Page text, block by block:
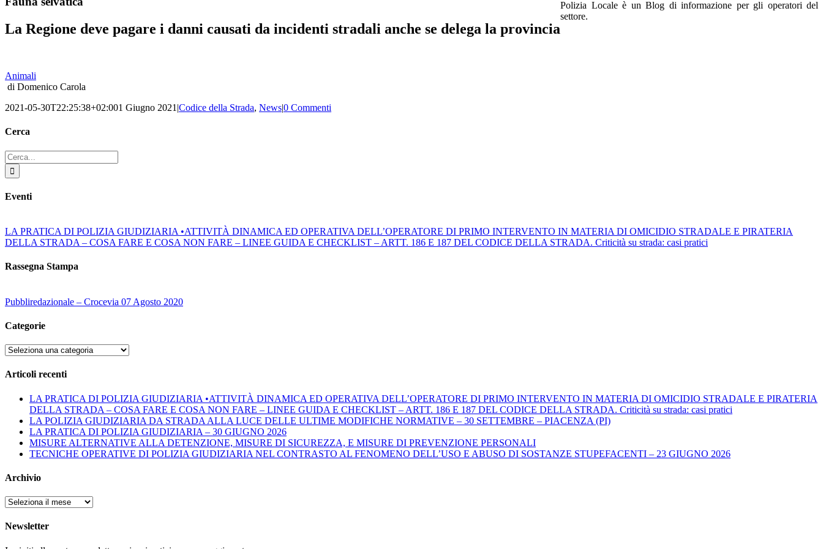
La Regione deve pagare i danni causati da incidenti stradali anche se delega la provincia
Animali
di Domenico Carola
2021-05-30T22:25:38+02:001 Giugno 2021 |Codice della Strada, News|0 Commenti
Cerca
Cerca
per:
Eventi
LA PRATICA DI POLIZIA GIUDIZIARIA •ATTIVITÀ DINAMICA ED OPERATIVA DELL’OPERATORE DI PRIMO INTERVENTO IN MATERIA DI OMICIDIO STRADALE E PIRATERIA
DELLA STRADA – COSA FARE E COSA NON FARE – LINEE GUIDA E CHECKLIST – ARTT. 186 E 187 DEL CODICE DELLA STRADA. Criticità su strada: casi pratici
Rassegna Stampa
Pubbliredazionale – Crocevia 07 Agosto 2020
Categorie
Categorie
Articoli recenti
LA PRATICA DI POLIZIA GIUDIZIARIA •ATTIVITÀ DINAMICA ED OPERATIVA DELL’OPERATORE DI PRIMO INTERVENTO IN MATERIA DI OMICIDIO STRADALE E PIRATERIA
DELLA STRADA – COSA FARE E COSA NON FARE – LINEE GUIDA E CHECKLIST – ARTT. 186 E 187 DEL CODICE DELLA STRADA. Criticità su strada: casi pratici
LA POLIZIA GIUDIZIARIA DA STRADA ALLA LUCE DELLE ULTIME MODIFICHE NORMATIVE – 30 SETTEMBRE – PIACENZA (PI)
LA PRATICA DI POLIZIA GIUDIZIARIA – 30 GIUGNO 2026
MISURE ALTERNATIVE ALLA DETENZIONE, MISURE DI SICUREZZA, E MISURE DI PREVENZIONE PERSONALI
TECNICHE OPERATIVE DI POLIZIA GIUDIZIARIA NEL CONTRASTO AL FENOMENO DELL’USO E ABUSO DI SOSTANZE STUPEFACENTI – 23 GIUGNO 2026
Archivio
Archivio
Polizia Locale è un Blog di informazione per gli operatori del
settore.
Newsletter